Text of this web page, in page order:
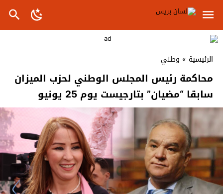
الرئيسية » وطني
محاكمة رئيس المجلس الوطني لحزب الميزان
سابقا “مضيان” بتارجيست يوم 25 يونيو